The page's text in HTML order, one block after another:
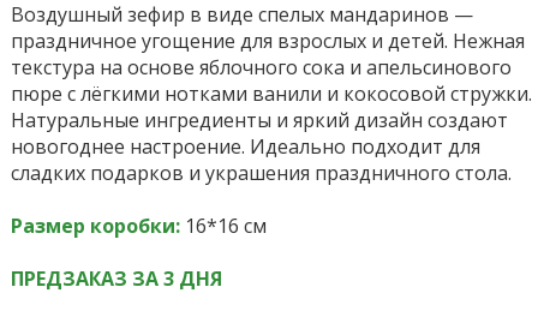
Воздушный зефир в виде спелых мандаринов —
праздничное угощение для взрослых и детей. Нежная
текстура на основе яблочного сока и апельсинового
пюре с лёгкими нотками ванили и кокосовой стружки.
Натуральные ингредиенты и яркий дизайн создают
новогоднее настроение. Идеально подходит для
сладких подарков и украшения праздничного стола.
Размер коробки: 16*16 см
ПРЕДЗАКАЗ ЗА 3 ДНЯ